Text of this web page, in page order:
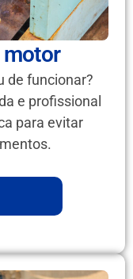
de funcionar?
e profissional
para evitar